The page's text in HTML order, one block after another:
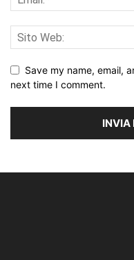
Save my name, email,
next time I comment.